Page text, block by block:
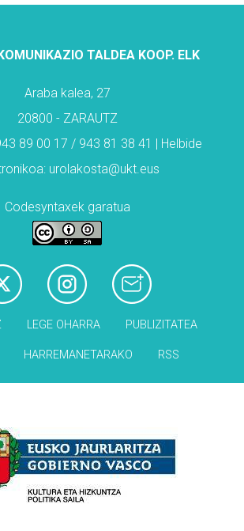
TALDEA KOOP. ELK
Araba kalea, 27
20800 - ZARAUTZ
89 00 17 / 943 81 38 41 | Helbide
urolakosta@ukt.eus
Codesyntaxek garatua
LEGE OHARRA PUBLIZITATEA
HARREMANETARAKO RSS